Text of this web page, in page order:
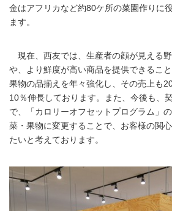
金はアフリカなど約80ケ所の菜園作りに
ます。
現在、西友では、生産者の顔が見える
や、より鮮度が高い商品を提供できるこ
果物の品揃えを年々強化し、その売上も
10％伸長しております。また、今後も、
で、「カロリーオフセットプログラム」
菜・果物に変更することで、お客様の関
たいと考えております。